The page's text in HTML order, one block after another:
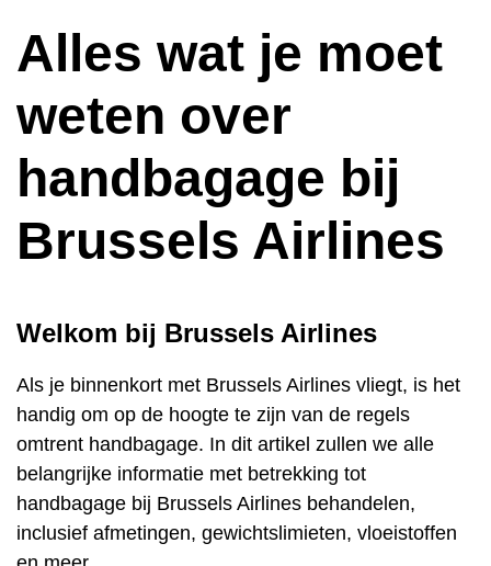
Alles wat je moet
weten over
handbagage bij
Brussels Airlines
Welkom bij Brussels Airlines
Als je binnenkort met Brussels Airlines vliegt, is het
handig om op de hoogte te zijn van de regels
omtrent handbagage. In dit artikel zullen we alle
belangrijke informatie met betrekking tot
handbagage bij Brussels Airlines behandelen,
inclusief afmetingen, gewichtslimieten, vloeistoffen